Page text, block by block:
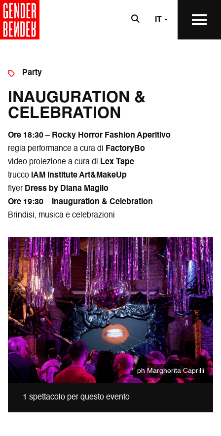
IT
Party
INAUGURATION &
CELEBRATION
Ore 18:30– Rocky Horror Fashion Aperitivo
regia performance a cura di
FactoryBo
video proiezione a cura di
Lex Tape
trucco IAM Institute Art&MakeUp
flyer Dress by Diana Maglio
Ore 19:30–
Inauguration & Celebration
Brindisi, musica e celebrazioni
1 spettacolo per questo evento
ph Margherita Caprilli